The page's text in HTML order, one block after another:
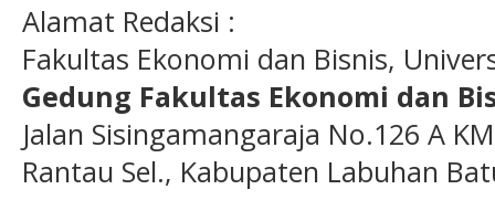
Alamat Redaksi :
Fakultas Ekonomi dan Bisnis,
Gedung Fakultas Ekonomi dan
Jalan Sisingamangaraja No.126 A
Rantau Sel., Kabupaten Labuhan